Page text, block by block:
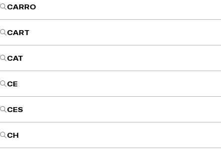
CARRO
CART
CAT
CE
CES
CH